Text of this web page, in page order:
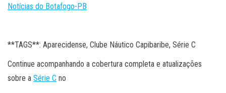
Notícias do Botafogo-PB
**TAGS**: Aparecidense, Clube Náutico Capibaribe, Série C
Continue acompanhando a cobertura completa e atualizações
sobre a Série C no